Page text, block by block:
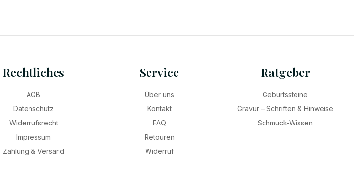
Rechtliches
AGB
Datenschutz
Widerrufsrecht
Impressum
Zahlung & Versand
Service
Über uns
Kontakt
FAQ
Retouren
Widerruf
Ratgeber
Geburtssteine
Gravur – Schriften & Hinweise
Schmuck-Wissen